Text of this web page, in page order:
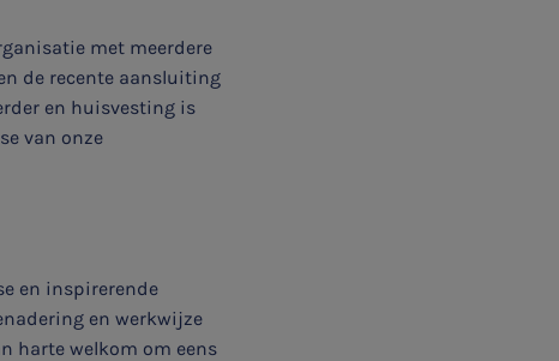
met meerdere
de recente aansluiting
en huisvesting is
van onze
en inspirerende
en werkwijze
harte welkom om eens